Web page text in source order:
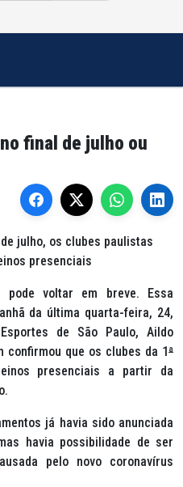
final de julho ou
de julho, os clubes paulistas
presenciais
pode voltar em breve. Essa
da última quarta-feira, 24,
de São Paulo, Aildo
confirmou que os clubes da 1ª
presenciais a partir da
já havia sido anunciada
havia possibilidade de ser
pelo novo coronavírus